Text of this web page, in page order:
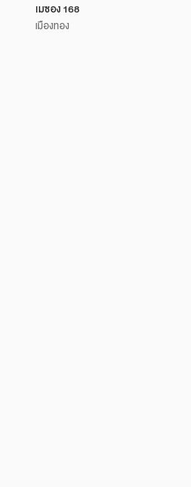
เมซอง 168
เมืองทอง